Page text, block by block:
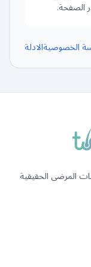
الصفحة.
الخصوصيةالادلة